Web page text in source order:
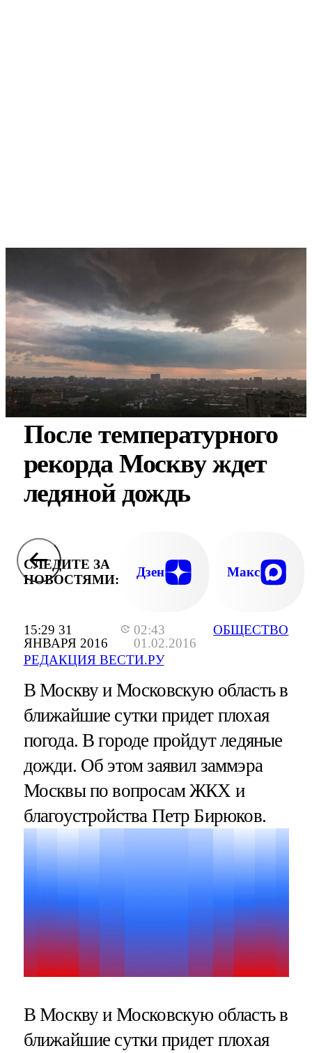
15:29 31
ЯНВАРЯ 2016
02:43
01.02.2016
РЕДАКЦИЯ ВЕСТИ.РУ
ОБЩЕСТВО
После температурного
рекорда Москву ждет
ледяной дождь
СЛЕДИТЕ ЗА
НОВОСТЯМИ:
Дзен Макс
В Москву и Московскую область в
ближайшие сутки придет плохая
погода. В городе пройдут ледяные
дожди. Об этом заявил заммэра
Москвы по вопросам ЖКХ и
благоустройства Петр Бирюков.
В Москву и Московскую область в
ближайшие сутки придет плохая